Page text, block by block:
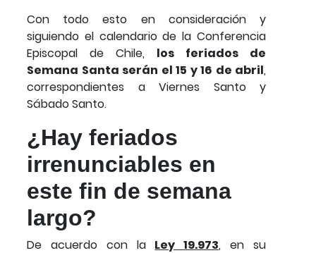
Con todo esto en consideración y
siguiendo el calendario de la Conferencia
Episcopal de Chile, los feriados de
Semana Santa serán el 15 y 16 de abril,
correspondientes a Viernes Santo y
Sábado Santo.
¿Hay feriados
irrenunciables en
este fin de semana
largo?
De acuerdo con la Ley 19.973, en su